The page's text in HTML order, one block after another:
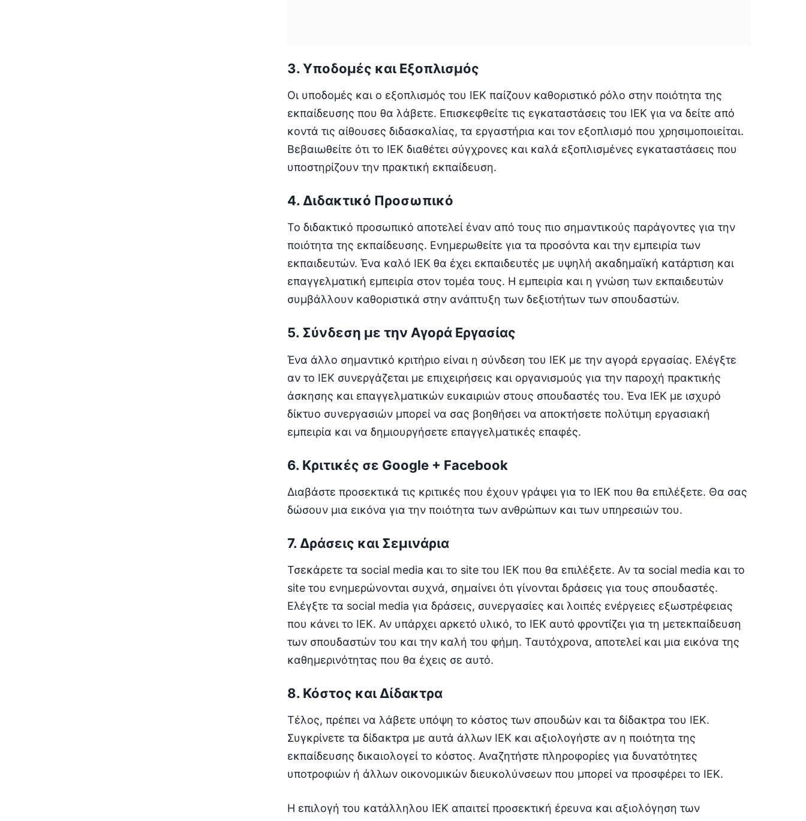
3. Υποδομές και Εξοπλισμός
Οι υποδομές και ο εξοπλισμός του ΙΕΚ παίζουν καθοριστικό ρόλο στην ποιότητα της
εκπαίδευσης που θα λάβετε. Επισκεφθείτε τις εγκαταστάσεις του ΙΕΚ για να δείτε από
κοντά τις αίθουσες διδασκαλίας, τα εργαστήρια και τον εξοπλισμό που χρησιμοποιείται.
Βεβαιωθείτε ότι το ΙΕΚ διαθέτει σύγχρονες και καλά εξοπλισμένες εγκαταστάσεις που
υποστηρίζουν την πρακτική εκπαίδευση.
4. Διδακτικό Προσωπικό
Το διδακτικό προσωπικό αποτελεί έναν από τους πιο σημαντικούς παράγοντες για την
ποιότητα της εκπαίδευσης. Ενημερωθείτε για τα προσόντα και την εμπειρία των
εκπαιδευτών. Ένα καλό ΙΕΚ θα έχει εκπαιδευτές με υψηλή ακαδημαϊκή κατάρτιση και
επαγγελματική εμπειρία στον τομέα τους. Η εμπειρία και η γνώση των εκπαιδευτών
συμβάλλουν καθοριστικά στην ανάπτυξη των δεξιοτήτων των σπουδαστών.
5. Σύνδεση με την Αγορά Εργασίας
Ένα άλλο σημαντικό κριτήριο είναι η σύνδεση του ΙΕΚ με την αγορά εργασίας. Ελέγξτε
αν το ΙΕΚ συνεργάζεται με επιχειρήσεις και οργανισμούς για την παροχή πρακτικής
άσκησης και επαγγελματικών ευκαιριών στους σπουδαστές του. Ένα ΙΕΚ με ισχυρό
δίκτυο συνεργασιών μπορεί να σας βοηθήσει να αποκτήσετε πολύτιμη εργασιακή
εμπειρία και να δημιουργήσετε επαγγελματικές επαφές.
6. Κριτικές σε Google + Facebook
Διαβάστε προσεκτικά τις κριτικές που έχουν γράψει για το ΙΕΚ που θα επιλέξετε. Θα σας
δώσουν μια εικόνα για την ποιότητα των ανθρώπων και των υπηρεσιών του.
7. Δράσεις και Σεμινάρια
Τσεκάρετε τα social media και το site του ΙΕΚ που θα επιλέξετε. Αν τα social media και το
site του ενημερώνονται συχνά, σημαίνει ότι γίνονται δράσεις για τους σπουδαστές.
Ελέγξτε τα social media για δράσεις, συνεργασίες και λοιπές ενέργειες εξωστρέφειας
που κάνει το ΙΕΚ. Αν υπάρχει αρκετό υλικό, το ΙΕΚ αυτό φροντίζει για τη μετεκπαίδευση
των σπουδαστών του και την καλή του φήμη. Ταυτόχρονα, αποτελεί και μια εικόνα της
καθημερινότητας που θα έχεις σε αυτό.
8. Κόστος και Δίδακτρα
Τέλος, πρέπει να λάβετε υπόψη το κόστος των σπουδών και τα δίδακτρα του ΙΕΚ.
Συγκρίνετε τα δίδακτρα με αυτά άλλων ΙΕΚ και αξιολογήστε αν η ποιότητα της
εκπαίδευσης δικαιολογεί το κόστος. Αναζητήστε πληροφορίες για δυνατότητες
υποτροφιών ή άλλων οικονομικών διευκολύνσεων που μπορεί να προσφέρει το ΙΕΚ.
Η επιλογή του κατάλληλου ΙΕΚ απαιτεί προσεκτική έρευνα και αξιολόγηση των